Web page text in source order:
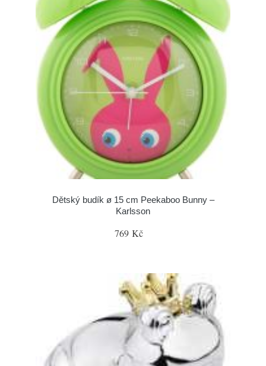
Dětský budík ø 15 cm Peekaboo Bunny –
Karlsson
769 Kč